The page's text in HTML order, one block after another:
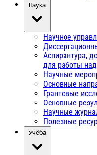
Наука
Научное
Аспирантура,
для работы
Научные
Основные
Грантовые
Основные
Научные
Полезные
Учёба